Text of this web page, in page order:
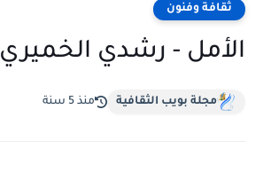
ثقافة وفنون
الأمل - رشدي الخميري
مجلة بويب الثقافية منذ 5 سنة